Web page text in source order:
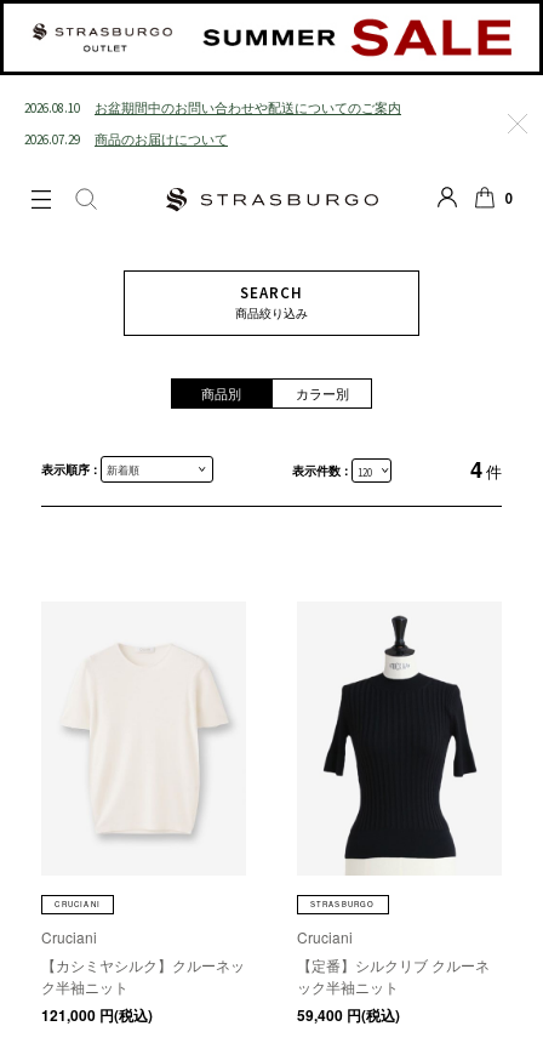
2026.08.10
お盆期間中のお問い合わせや配送についてのご案内
2026.07.29
商品のお届けについて
0
SEARCH
商品絞り込み
商品別 カラー別
表示順序 : 表示件数 : 4件
CRUCIANI
Cruciani
【カシミヤシルク】クルーネッ
ク半袖ニット
121,000 円(税込)
STRASBURGO
Cruciani
【定番】シルクリブ クルーネ
ック半袖ニット
59,400 円(税込)